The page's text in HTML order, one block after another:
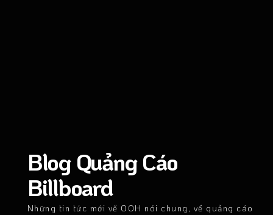
Blog Quảng Cáo
Billboard
Những tin tức mới về OOH nói chung, về quảng cáo